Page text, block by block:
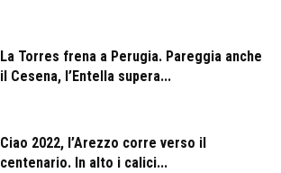
La Torres frena a Perugia. Pareggia anche
il Cesena, l’Entella supera...
Ciao 2022, l’Arezzo corre verso il
centenario. In alto i calici...